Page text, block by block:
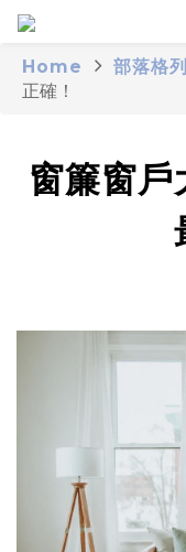
Home 部落格
正確！
窗簾窗